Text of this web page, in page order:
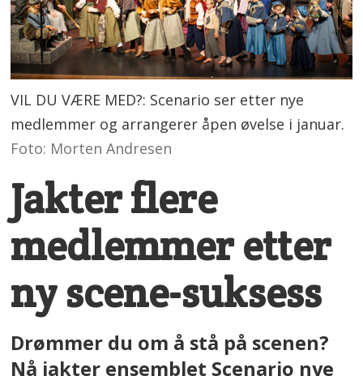
VIL DU VÆRE MED?: Scenario ser etter nye
medlemmer og arrangerer åpen øvelse i januar.
Foto: Morten Andresen
Jakter flere
medlemmer etter
ny scene-suksess
Drømmer du om å stå på scenen?
Nå jakter ensemblet Scenario nye